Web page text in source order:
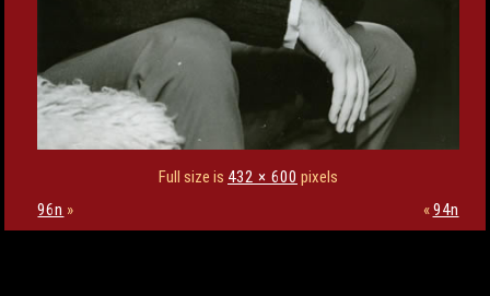
Full size is 432 × 600 pixels
96n » «94n